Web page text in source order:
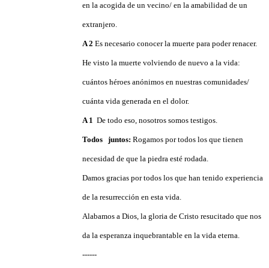
en la acogida de un vecino/ en la amabilidad de un
extranjero.
A 2 Es necesario conocer la muerte para poder renacer.
He visto la muerte volviendo de nuevo a la vida:
cuántos héroes anónimos en nuestras comunidades/
cuánta vida generada en el dolor.
A 1 De todo eso, nosotros somos testigos.
Todos juntos: Rogamos por todos los que tienen
necesidad de que la piedra esté rodada.
Damos gracias por todos los que han tenido experiencia
de la resurrección en esta vida.
Alabamos a Dios, la gloria de Cristo resucitado que nos
da la esperanza inquebrantable en la vida eterna.
------